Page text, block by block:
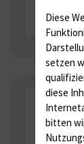
Diese
setzen
diese
bitten